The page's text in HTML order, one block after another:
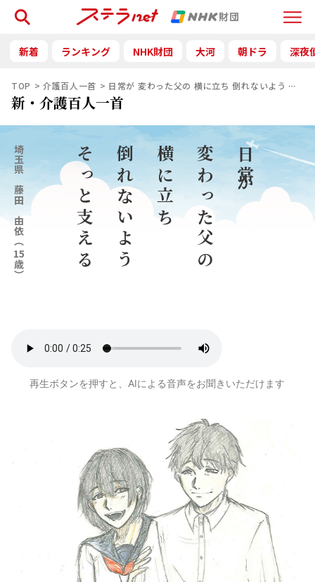
Menu
検索
新着 ランキング NHK財団 大河 朝ドラ 深夜
TOP 介護百人一首 日常が 変わった父の 横に立ち 倒れないよう そっ
新・介護百人一首
日常が
変わった父の
横に立ち
倒れないよう
そっと支える
埼玉県
藤田 由依
（
15
歳）
再生ボタンを押すと、AIによる音声をお聞きいただけます